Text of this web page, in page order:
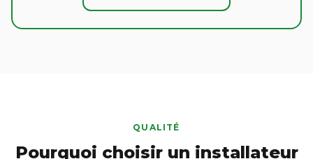
QUALITÉ
Pourquoi choisir un installateur